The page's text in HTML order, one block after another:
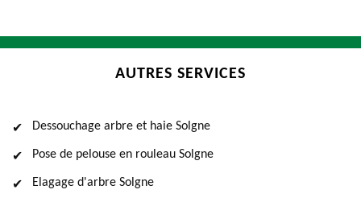
AUTRES SERVICES
Dessouchage arbre et haie Solgne
Pose de pelouse en rouleau Solgne
Elagage d'arbre Solgne